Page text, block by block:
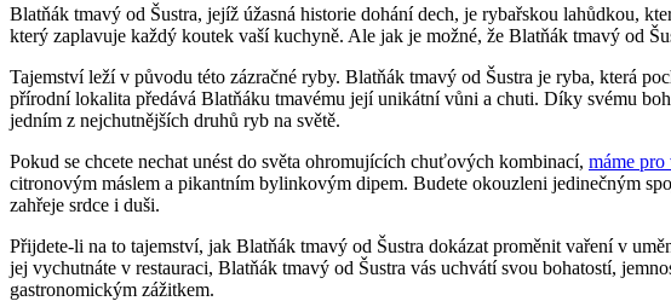
Blatňák tmavý od Šustra, jejíž úžasná historie dohání dech, je rybařskou lahůdkou,
který zaplavuje každý koutek vaší kuchyně. Ale jak je možné, že Blatňák tmavý od
Tajemství leží v původu této zázračné ryby. Blatňák tmavý od Šustra je ryba, která
přírodní lokalita předává Blatňáku tmavému její unikátní vůni a chuti. Díky svému
jedním z nejchutnějších druhů ryb na světě.
Pokud se chcete nechat unést do světa ohromujících chuťových kombinací, máme pro
citronovým máslem a pikantním bylinkovým dipem. Budete okouzleni jedinečným
zahřeje srdce i duši.
Přijdete-li na to tajemství, jak Blatňák tmavý od Šustra dokázat proměnit vaření v
jej vychutnáte v restauraci, Blatňák tmavý od Šustra vás uchvátí svou bohatostí,
gastronomickým zážitkem.